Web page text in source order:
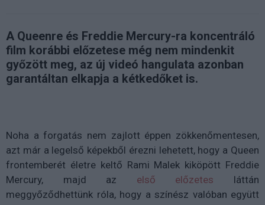
A Queenre és Freddie Mercury-ra koncentráló
film korábbi előzetese még nem mindenkit
győzött meg, az új videó hangulata azonban
garantáltan elkapja a kétkedőket is.
Noha a forgatás nem zajlott éppen zökkenőmentesen,
azt már a legelső képekből érezni lehetett, hogy a Queen
frontemberét életre keltő Rami Malek kiköpött Freddie
Mercury, majd az első előzetes láttán
meggyőződhettünk róla, hogy a színész valóban együtt